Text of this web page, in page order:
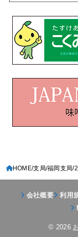
HOME 支局 福岡支局
会社概要 利用
© 2026